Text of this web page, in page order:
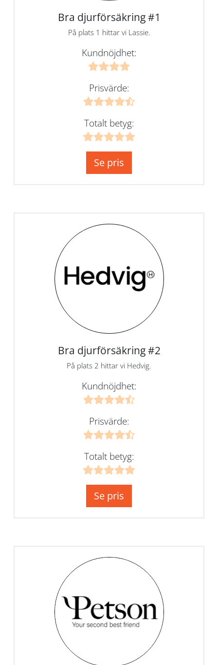
Bra djurförsäkring #1
På plats 1 hittar vi Lassie.
Kundnöjdhet:
Prisvärde:
Totalt betyg:
Se pris
Bra djurförsäkring #2
På plats 2 hittar vi Hedvig.
Kundnöjdhet:
Prisvärde:
Totalt betyg:
Se pris